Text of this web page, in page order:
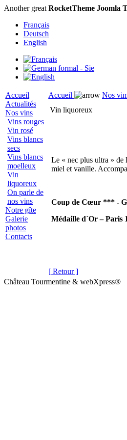
Another great RocketTheme Joomla
Français
Deutsch
English
Accueil
Actualités
Nos vins
Vins rouges
Vin rosé
Vins blancs
secs
Vins blancs
moelleux
Vin
liquoreux
On parle de
nos vins
Notre gîte
Galerie
photos
Contacts
Accueil Nos
Vin liquoreux
Le « nec plus ultra » de
miel et vanille.
Coup de Cœur *** -
Médaille d´Or – Paris
[ Retour ]
Château Tourmentine & webXpress®